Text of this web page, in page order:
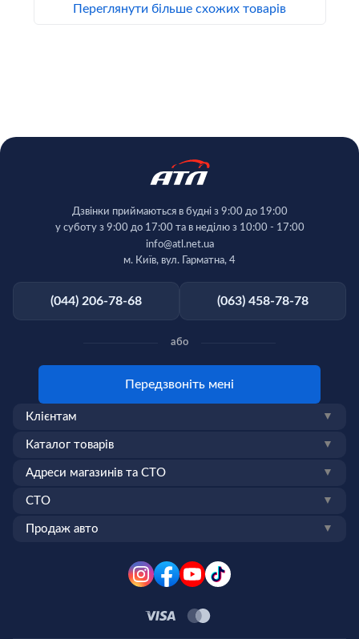
Переглянути більше схожих товарів
(044) 206-78-68 (063) 458-78-78
Дзвінки приймаються в будні з 9:00 до 19:00
у суботу з 9:00 до 17:00 та в неділю з 10:00 - 17:00
info@atl.net.ua
м. Київ, вул. Гарматна, 4
або
Передзвоніть мені
Клієнтам ▼
Каталог товарів ▼
Адреси магазинів та СТО ▼
СТО ▼
Продаж авто ▼